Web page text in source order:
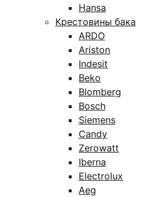
Hansa
Крестовины бака
ARDO
Ariston
Indesit
Beko
Blomberg
Bosch
Siemens
Candy
Zerowatt
Iberna
Electrolux
Aeg